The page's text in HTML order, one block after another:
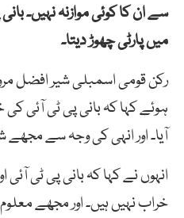
سے ان کا کوئی موازنہ نہیں۔
میں پارٹی چھوڑ دیتا۔
رکن قومی اسمبلی شیر افضل
ہوئے کہا کہ بانی پی ٹی آئی
آیا۔ اور انہی کی وجہ سے
انہوں نے کہا کہ بانی پی ٹی
خراب نہیں ہیں۔ اور مجھے